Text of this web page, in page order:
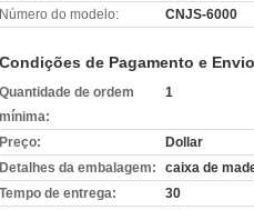
Número do modelo:
CNJS-6000
Condições de Pagamento e
Quantidade de ordem
mínima:
1
Preço:
Dollar
Detalhes da embalagem:
caixa de
Tempo de entrega:
30